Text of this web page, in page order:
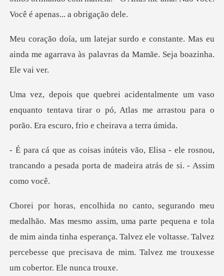
stante. Mas eu
ainda me agarrava às pala
enquanto tentava tirar o pó, Atlas me arrastou para
sa - ele rosnou,
trancando a pesada porta
a parte pequena e tola
de mim ainda tinha esperança. Talvez ele voltasse. Talvez